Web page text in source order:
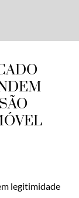
legitimidade